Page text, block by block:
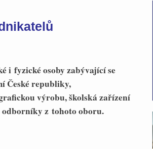
i fyzické osoby zabývající se
České republiky,
výrobu, školská zařízení
z tohoto oboru.